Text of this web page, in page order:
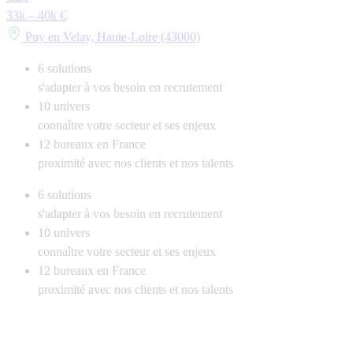
33k – 40k €
Puy en Velay, Haute-Loire (43000)
6 solutions
s'adapter à vos besoin en recrutement
10 univers
connaître votre secteur et ses enjeux
12 bureaux en France
proximité avec nos clients et nos talents
6 solutions
s'adapter à vos besoin en recrutement
10 univers
connaître votre secteur et ses enjeux
12 bureaux en France
proximité avec nos clients et nos talents